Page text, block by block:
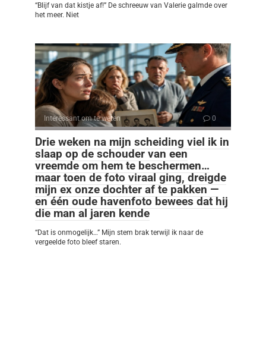
“Blijf van dat kistje af!” De schreeuw van Valerie galmde over
het meer. Niet
Interessant om te weten 0
Drie weken na mijn scheiding viel ik in
slaap op de schouder van een
vreemde om hem te beschermen…
maar toen de foto viraal ging, dreigde
mijn ex onze dochter af te pakken —
en één oude havenfoto bewees dat hij
die man al jaren kende
“Dat is onmogelijk…” Mijn stem brak terwijl ik naar de
vergeelde foto bleef staren.